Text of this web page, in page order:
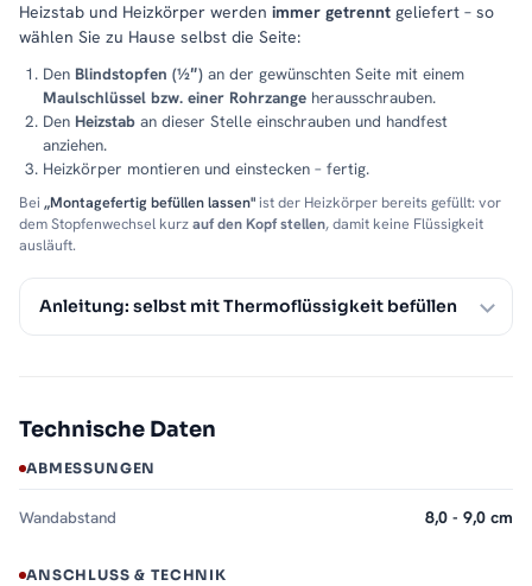
Heizstab und Heizkörper werden immer getrennt geliefert – so
wählen Sie zu Hause selbst die Seite:
Den Blindstopfen (½″) an der gewünschten Seite mit einem
Maulschlüssel bzw. einer Rohrzange herausschrauben.
Den Heizstab an dieser Stelle einschrauben und handfest
anziehen.
Heizkörper montieren und einstecken – fertig.
Bei „Montagefertig befüllen lassen"ist der Heizkörper bereits gefüllt: vor
dem Stopfenwechsel kurzauf den Kopf stellen, damit keine Flüssigkeit
ausläuft.
Anleitung: selbst mit Thermoflüssigkeit befüllen
Technische Daten
ABMESSUNGEN
Wandabstand 8,0 - 9,0 cm
ANSCHLUSS & TECHNIK